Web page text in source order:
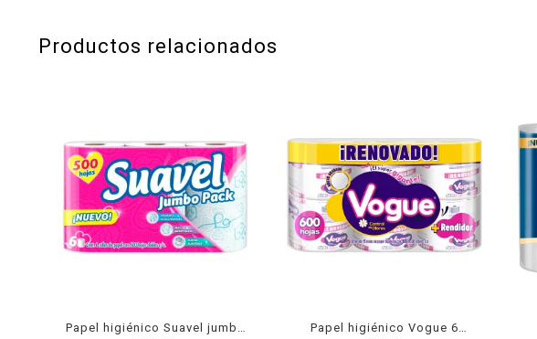
Productos relacionados
Papel higiénico Suavel jumbo
Papel higiénico Vogue 6